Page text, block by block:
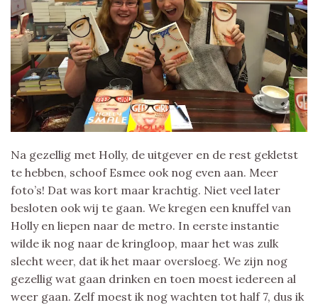
Na gezellig met Holly, de uitgever en de rest gekletst
te hebben, schoof Esmee ook nog even aan. Meer
foto’s! Dat was kort maar krachtig. Niet veel later
besloten ook wij te gaan. We kregen een knuffel van
Holly en liepen naar de metro. In eerste instantie
wilde ik nog naar de kringloop, maar het was zulk
slecht weer, dat ik het maar oversloeg. We zijn nog
gezellig wat gaan drinken en toen moest iedereen al
weer gaan. Zelf moest ik nog wachten tot half 7, dus ik